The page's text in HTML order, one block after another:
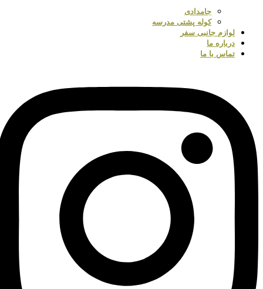
جامدادی
کوله پشتی مدرسه
لوازم جانبی سفر
درباره ما
تماس با ما